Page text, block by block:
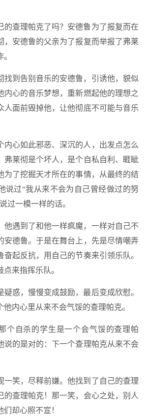
的查理帕克了吗？安德鲁为了报复而在
，安德鲁的父亲为了报复而举报了弗莱
找到告别音乐的安德鲁，引诱他，貌似
内心的音乐梦想，重新燃起他的理想之
人面前毁掉他，让他彻底不可能与音乐
内心如此邪恶、深沉的人，出发点怎么
弗莱彻是个坏人，是个自私自利、睚眦
为了挖掘天才所在的事情，从最终的结
说过“我从来不会为自己曾经做过的努
过一模一样的话。
他遇到了和他一样疯魔，一样对自己不
安德鲁。于是在舞台上，先是尽情嘲弄
奋起反抗，用自己的节奏来引领乐队。
来指挥乐队。
疑惑，慢慢变成鼓励，最后变成欣慰。
内心里从来不会气馁的查理帕克。
个自杀的学生是一个会气馁的查理帕
说的是对的：下一个查理帕克从来不会
一笑，尽释前嫌。他找到了自己的查理
的查理帕克！那一笑，会心之处，别人
却心照不宣！